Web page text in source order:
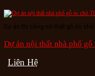
Dự án thi công nội thất gỗ óc chó
Dự án nội thất nhà phố
Liên Hệ